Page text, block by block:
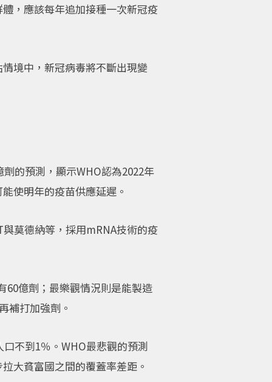
，應該每年追加接種一次新冠疫
境中，新冠病毒將不斷出現變
的預測，顯示WHO認為2022年
使明年的疫苗供應延遲。
莫德納等，採用mRNA技術的疫
60億劑；最樂觀情況則是能製造
補打加強劑。
不到1％。WHO最悲觀的預測
大貧富國之間的覆蓋率差距。